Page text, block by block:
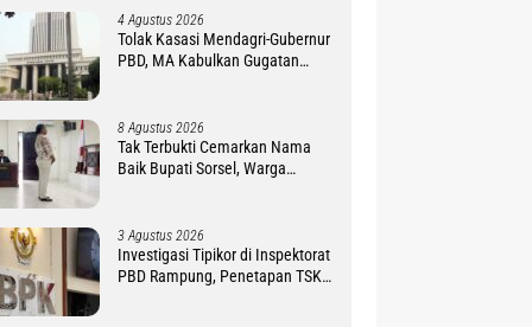
4 Agustus 2026
Tolak Kasasi Mendagri-Gubernur
PBD, MA Kabulkan Gugatan
8 Agustus 2026
Tak Terbukti Cemarkan Nama
Baik Bupati Sorsel, Warga
3 Agustus 2026
Investigasi Tipikor di Inspektorat
PBD Rampung, Penetapan TSK